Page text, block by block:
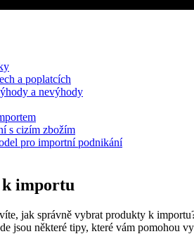
a poplatcích
a nevýhody
s cizím zbožím
pro importní podnikání
k importu
jak správně vybrat produkty k
jsou některé tipy, které vám pomohou